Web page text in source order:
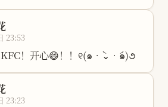
23:53
KFC！开心😄！！୧(๑•̀⌄•́๑)૭
23:23